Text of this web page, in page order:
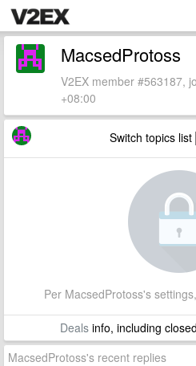
MacsedProtoss
V2EX member #563187,
+08:00
Switch topics list
Per MacsedProtoss's
Dealsinfo, including
MacsedProtoss's recent replies